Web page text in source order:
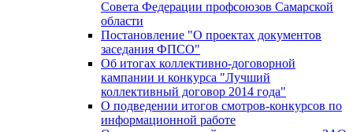
Совета Федерации профсоюзов Самарской
области
Постановление "О проектах документов
заседания ФПСО"
Об итогах коллективно-договорной
кампании и конкурса "Лучший
коллективный договор 2014 года"
О подведении итогов смотров-конкурсов по
информационной работе